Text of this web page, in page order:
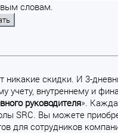
словам.
скидки. И 3-
учету, внутреннему и
руководителя».
SRC. Вы можете
для сотрудников